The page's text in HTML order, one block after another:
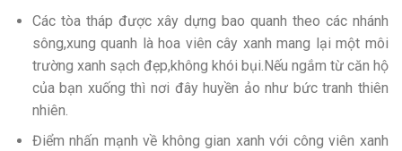
Các tòa tháp được xây dựng bao quanh theo các nhánh
sông,xung quanh là hoa viên cây xanh mang lại một môi
trường xanh sạch đẹp,không khói bụi.Nếu ngắm từ căn hộ
của bạn xuống thì nơi đây huyền ảo như bức tranh thiên
nhiên.
Điểm nhấn mạnh về không gian xanh với công viên xanh